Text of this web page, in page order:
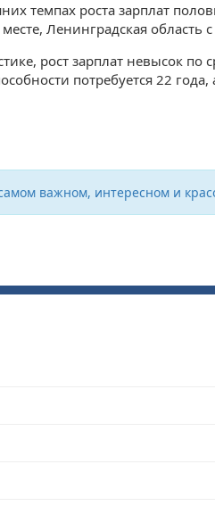
темпах роста зарплат
Ленинградская область
рост зарплат невысок
потребуется 22
важном, интересном и